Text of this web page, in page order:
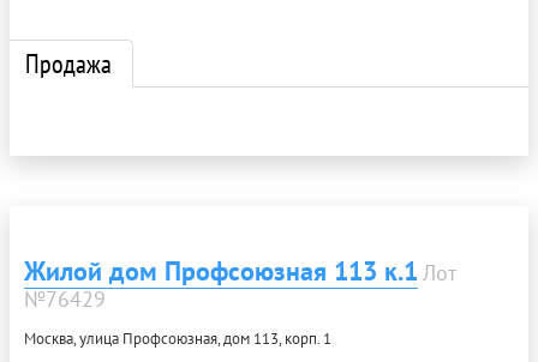
Продажа
Жилой дом Профсоюзная 113 к.1 Лот
№76429
Москва, улица Профсоюзная, дом 113, корп. 1